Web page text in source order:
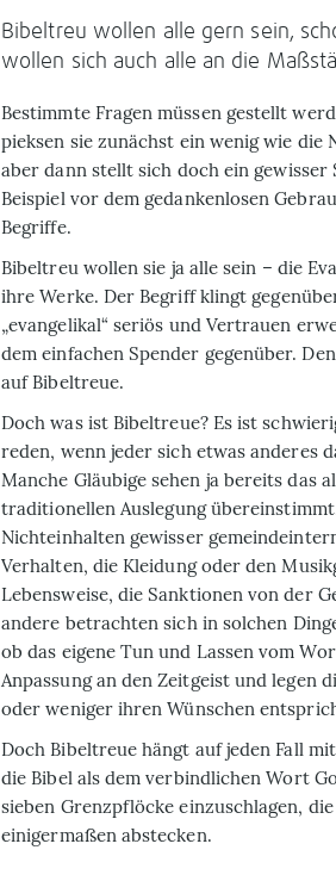
Bibeltreu wollen alle gern sein,
wollen sich auch alle an die
Bestimmte Fragen müssen gestellt
pieksen sie zunächst ein wenig wie die
aber dann stellt sich doch ein gewisser
Beispiel vor dem gedankenlosen
Begriffe.
Bibeltreu wollen sie ja alle sein – die
ihre Werke. Der Begriff klingt
„evangelikal“ seriös und Vertrauen
dem einfachen Spender gegenüber.
auf Bibeltreue.
Doch was ist Bibeltreue? Es ist
reden, wenn jeder sich etwas anderes
Manche Gläubige sehen ja bereits das
traditionellen Auslegung
Nichteinhalten gewisser
Verhalten, die Kleidung oder den
Lebensweise, die Sanktionen von der
andere betrachten sich in solchen
ob das eigene Tun und Lassen vom
Anpassung an den Zeitgeist und legen
oder weniger ihren Wünschen
Doch Bibeltreue hängt auf jeden Fall
die Bibel als dem verbindlichen Wort
sieben Grenzpflöcke einzuschlagen,
einigermaßen abstecken.